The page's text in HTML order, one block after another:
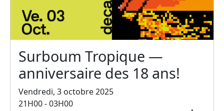
Surboum Tropique —
anniversaire des 18 ans!
Vendredi, 3 octobre 2025
21H00 - 03H00